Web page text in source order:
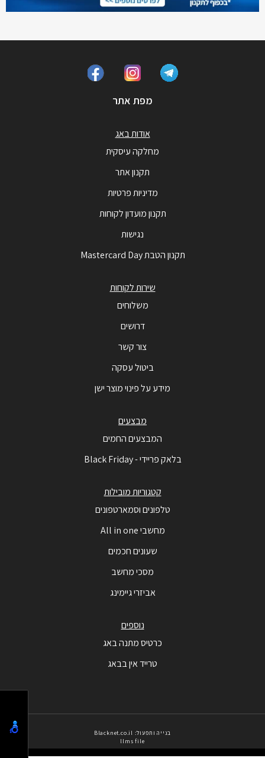
מפת אתר
אודות באג
מחלקה עיסקית
תקנון אתר
מדיניות פרטיות
תקנון מועדון לקוחות
נגישות
תקנון הטבת Mastercard Day
שירות לקוחות
משלוחים
דרושים
צור קשר
ביטול עסקה
מידע על פינוי מוצר ישן
מבצעים
המבצעים החמים
בלאק פריידי - Black Friday
קטגוריות מובילות
טלפונים וסמארטפונים
מחשבי All in one
שעונים חכמים
מסכי מחשב
אביזרי גיימינג
נוספים
כרטיס מתנה באג
טרייד אין בבאג
בנייה ותפעול: Blacknet.co.il
llms file